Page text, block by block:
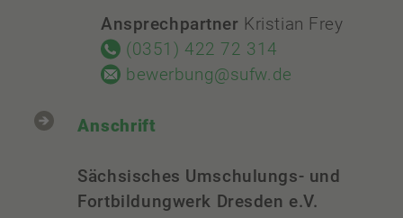
Ansprechpartner Kristian Frey
(0351) 422 72 314
bewerbung@sufw.de
Anschrift
Sächsisches Umschulungs- und
Fortbildungwerk Dresden e.V.